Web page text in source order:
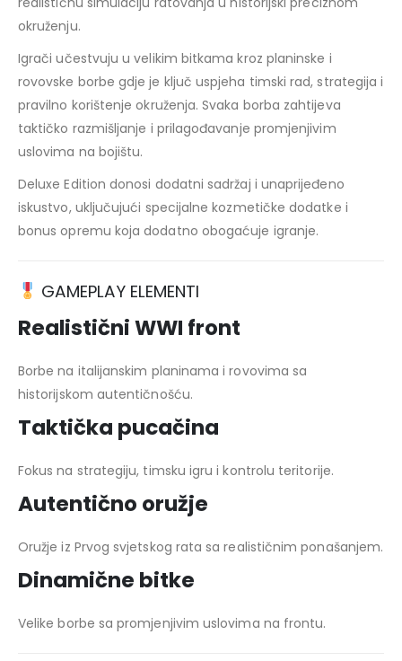
okruženju.
Igrači učestvuju u velikim bitkama kroz planinske i
rovovske borbe gdje je ključ uspjeha timski rad, strategija i
pravilno korištenje okruženja. Svaka borba zahtijeva
taktičko razmišljanje i prilagođavanje promjenjivim
uslovima na bojištu.
Deluxe Edition donosi dodatni sadržaj i unaprijeđeno
iskustvo, uključujući specijalne kozmetičke dodatke i
bonus opremu koja dodatno obogaćuje igranje.
GAMEPLAY ELEMENTI
Realistični WWI front
Borbe na italijanskim planinama i rovovima sa
historijskom autentičnošću.
Taktička pucačina
Fokus na strategiju, timsku igru i kontrolu teritorije.
Autentično oružje
Oružje iz Prvog svjetskog rata sa realističnim ponašanjem.
Dinamične bitke
Velike borbe sa promjenjivim uslovima na frontu.